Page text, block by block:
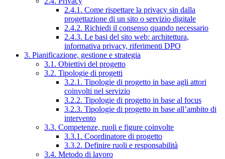
2.4.1. Come rispettare la privacy sin dalla
progettazione di un sito o servizio digitale
2.4.2. Richiedi il consenso quando necessario
2.4.3. Le basi del sito web: architettura,
informativa privacy, riferimenti DPO
3. Pianificazione, gestione e strategia
3.1. Obiettivi del progetto
3.2. Tipologie di progetti
3.2.1. Tipologie di progetto in base agli attori
coinvolti nel servizio
3.2.2. Tipologie di progetto in base al focus
3.2.3. Tipologie di progetto in base all’ambito di
intervento
3.3. Competenze, ruoli e figure coinvolte
3.3.1. Coordinatore di progetto
3.3.2. Definire ruoli e responsabilità
3.4. Metodo di lavoro